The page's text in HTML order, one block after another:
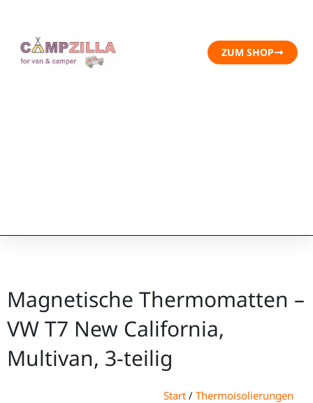
ZUM SHOP
Magnetische Thermomatten –
VW T7 New California,
Multivan, 3-teilig
Start / Thermoisolierungen